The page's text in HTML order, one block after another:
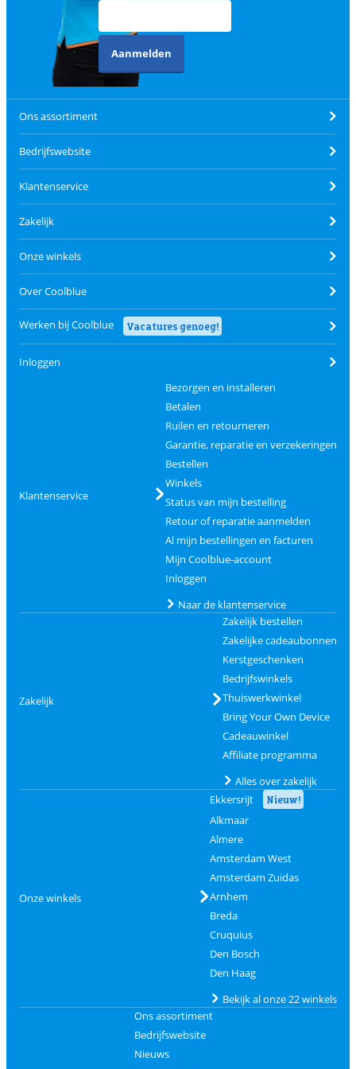
Aanmelden
Ons assortiment
Bedrijfswebsite
Klantenservice
Zakelijk
Onze winkels
Over Coolblue
Werken bij Coolblue Vacatures genoeg!
Inloggen
Klantenservice
Bezorgen en installeren
Betalen
Ruilen en retourneren
Garantie, reparatie en verzekeringen
Bestellen
Winkels
Status van mijn bestelling
Retour of reparatie aanmelden
Al mijn bestellingen en facturen
Mijn Coolblue-account
Inloggen
Naar de klantenservice
Zakelijk
Zakelijk bestellen
Zakelijke cadeaubonnen
Kerstgeschenken
Bedrijfswinkels
Thuiswerkwinkel
Bring Your Own Device
Cadeauwinkel
Affiliate programma
Alles over zakelijk
Onze winkels
Ekkersrijt Nieuw!
Alkmaar
Almere
Amsterdam West
Amsterdam Zuidas
Arnhem
Breda
Cruquius
Den Bosch
Den Haag
Bekijk al onze 22 winkels
Ons assortiment
Bedrijfswebsite
Nieuws